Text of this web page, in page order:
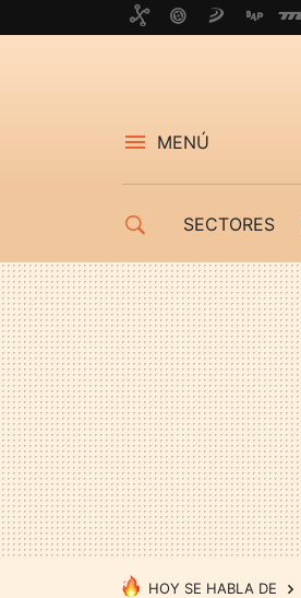
MENÚ
SECTORES
HOY SE HABLA DE